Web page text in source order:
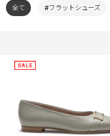
全て #フラットシューズ